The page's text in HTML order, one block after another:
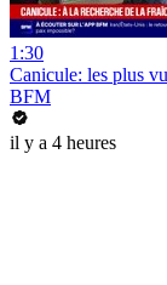
1:30
Canicule: les plus
BFM
il y a 4 heures